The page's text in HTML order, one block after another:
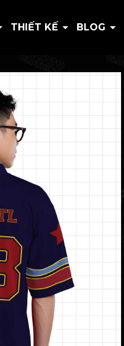
THIẾT KẾ BLOG